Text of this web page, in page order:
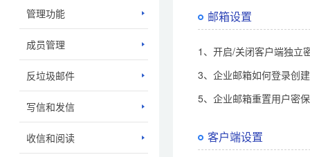
管理功能
成员管理
反垃圾邮件
写信和发信
收信和阅读
邮箱设置
1、开启/关闭客户端独立
3、企业邮箱如何登录创
5、企业邮箱重置用户密
客户端设置